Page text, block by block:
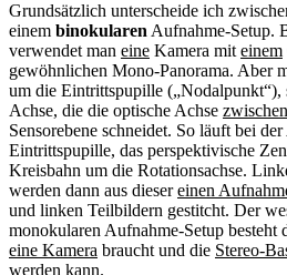
Grundsätzlich unterscheide ich
einem binokularen Aufnahme-Setup.
verwendet man eine Kamera mit einem
gewöhnlichen Mono-Panorama. Aber
um die Eintrittspupille („Nodalpunkt“),
Achse, die die optische Achse zwischen
Sensorebene schneidet. So läuft bei
Eintrittspupille, das perspektivische
Kreisbahn um die Rotationsachse.
werden dann aus diesereinen
und linken Teilbildern gestitcht. Der
monokularen Aufnahme-Setup besteht
eine Kamera braucht und die Stereo-
werden kann.